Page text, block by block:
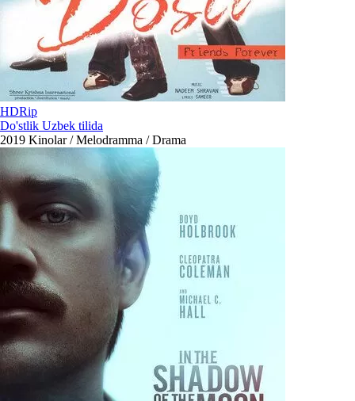
HDRip
Do'stlik Uzbek tilida
2019 Kinolar / Melodramma / Drama